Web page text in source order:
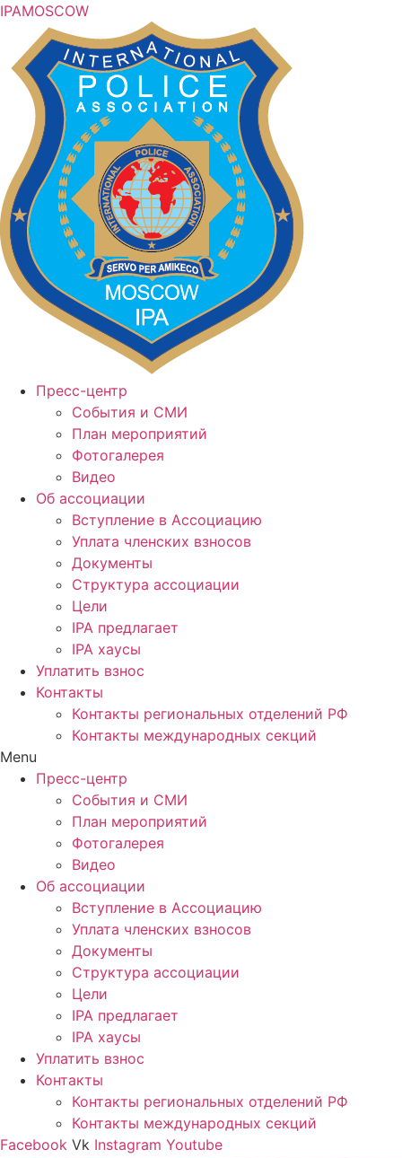
IPAMOSCOW
Пресс-центр
События и СМИ
План мероприятий
Фотогалерея
Видео
Об ассоциации
Вступление в Ассоциацию
Уплата членских взносов
Документы
Структура ассоциации
Цели
IPA предлагает
IPA хаусы
Уплатить взнос
Контакты
Контакты региональных отделений РФ
Контакты международных секций
Menu
Пресс-центр
События и СМИ
План мероприятий
Фотогалерея
Видео
Об ассоциации
Вступление в Ассоциацию
Уплата членских взносов
Документы
Структура ассоциации
Цели
IPA предлагает
IPA хаусы
Уплатить взнос
Контакты
Контакты региональных отделений РФ
Контакты международных секций
Facebook Vk Instagram Youtube